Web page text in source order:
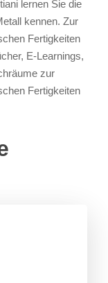
lernen Sie die
kennen. Zur
Fertigkeiten
E-Learnings,
zur
Fertigkeiten